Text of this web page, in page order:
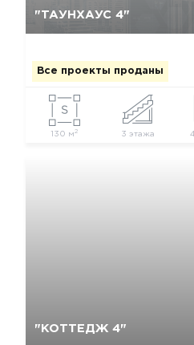
"ТАУНХАУС 4"
Все проекты проданы
130 м2 3 этажа
"КОТТЕДЖ 4"